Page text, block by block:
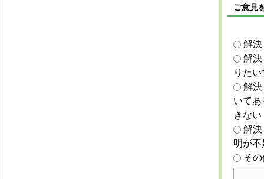
ご意見
解
解
りた
解
いて
きない
解
明が
そ